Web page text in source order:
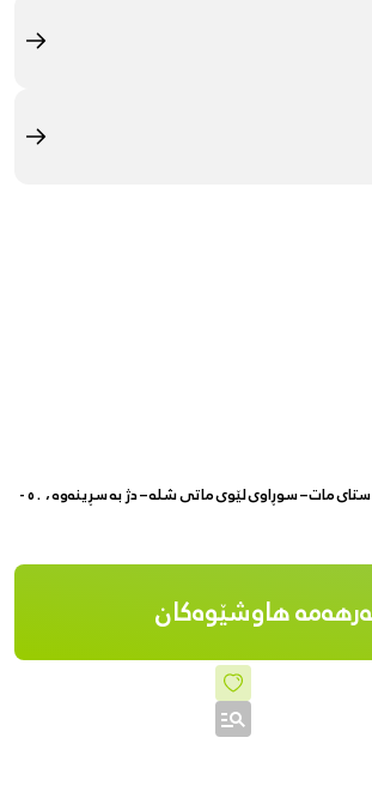
مەیبیلین نیویۆرک سوبر ستای مات – سوڕاوی لێوی ماتی شلە – دژ بە سڕینەوە ، ٥٠ -
هاوشێوەکان